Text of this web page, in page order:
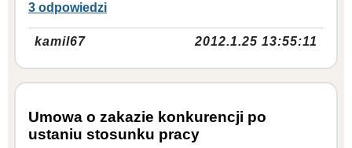
3 odpowiedzi
kamil67 2012.1.25 13:55:11
Umowa o zakazie konkurencji po
ustaniu stosunku pracy